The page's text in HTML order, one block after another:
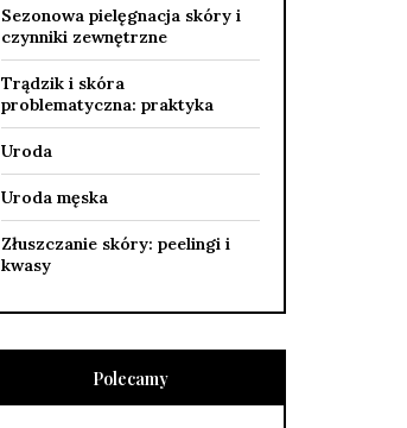
Sezonowa pielęgnacja skóry i
czynniki zewnętrzne
Trądzik i skóra
problematyczna: praktyka
Uroda
Uroda męska
Złuszczanie skóry: peelingi i
kwasy
Polecamy